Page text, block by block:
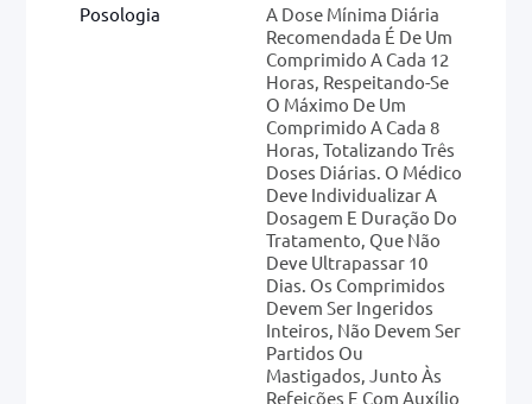
Posologia
A Dose Mínima Diária
Recomendada É De Um
Comprimido A Cada 12
Horas, Respeitando-Se
O Máximo De Um
Comprimido A Cada 8
Horas, Totalizando Três
Doses Diárias. O Médico
Deve Individualizar A
Dosagem E Duração Do
Tratamento, Que Não
Deve Ultrapassar 10
Dias. Os Comprimidos
Devem Ser Ingeridos
Inteiros, Não Devem Ser
Partidos Ou
Mastigados, Junto Às
Refeições E Com Auxílio